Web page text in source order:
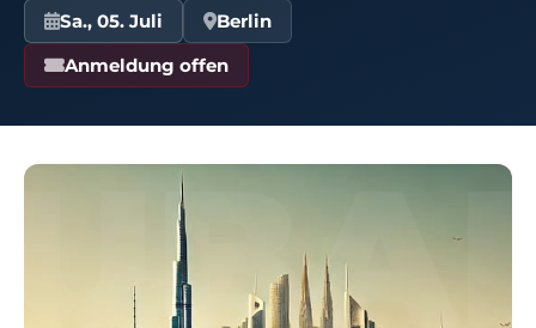
Sa., 05. Juli
Berlin
Anmeldung offen